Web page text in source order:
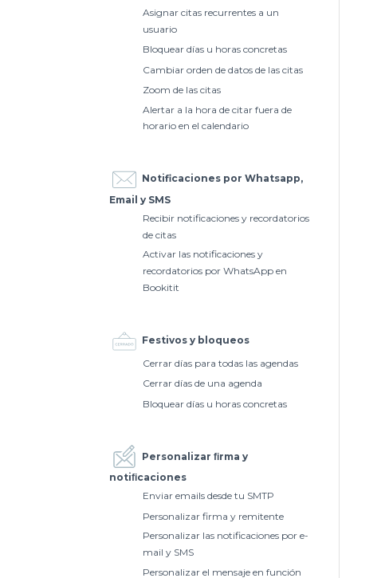
Asignar citas recurrentes a un
usuario
Bloquear días u horas concretas
Cambiar orden de datos de las citas
Zoom de las citas
Alertar a la hora de citar fuera de
horario en el calendario
Notificaciones por Whatsapp,
Email y SMS
Recibir notificaciones y recordatorios
de citas
Activar las notificaciones y
recordatorios por WhatsApp en
Bookitit
Festivos y bloqueos
Cerrar días para todas las agendas
Cerrar días de una agenda
Bloquear días u horas concretas
Personalizar ﬁrma y
notiﬁcaciones
Enviar emails desde tu SMTP
Personalizar firma y remitente
Personalizar las notificaciones por e-
mail y SMS
Personalizar el mensaje en función